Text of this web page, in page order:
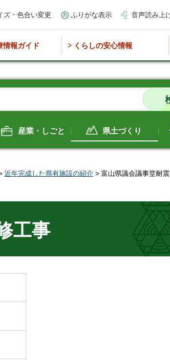
ズ・色合い変更 ふりがな表示 音声読み上
情報ガイド くらしの安心情報
産業・しごと 県土づくり
近年完成した県有施設の紹介 > 富山県議会議事堂耐
工事